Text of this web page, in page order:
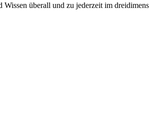
überall und zu jederzeit im